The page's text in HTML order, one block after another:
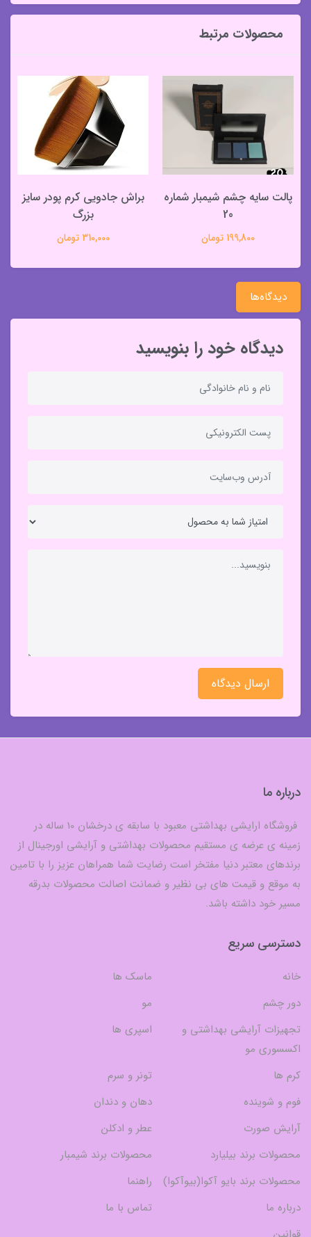
محصولات مرتبط
پالت سایه چشم شیمبار شماره
20
199,800 تومان
براش جادویی کرم پودر سایز
بزرگ
310,000 تومان
دیدگاه‌ها
دیدگاه خود را بنویسید
ارسال دیدگاه
درباره ما
فروشگاه ارایشی بهداشتی معبود با سابقه ی درخشان 10 ساله در
زمینه ی عرضه ی مستقیم محصولات بهداشتی و آرایشی اورجینال از
برندهای معتبر دنیا مفتخر است رضایت شما همراهان عزیز را با تامین
به موقع و قیمت های بی نظیر و ضمانت اصالت محصولات بدرقه
مسیر خود داشته باشد.
دسترسی سریع
خانه
ماسک ها
دور چشم
مو
تجهیزات آرایشی بهداشتی و
اکسسوری مو
اسپری ها
کرم ها
تونر و سرم
فوم و شوینده
دهان و دندان
آرایش صورت
عطر و ادکلن
محصولات برند بیلیارد
محصولات برند شیمبار
محصولات برند بایو آکوا(بیوآکوا)
راهنما
درباره ما
تماس با ما